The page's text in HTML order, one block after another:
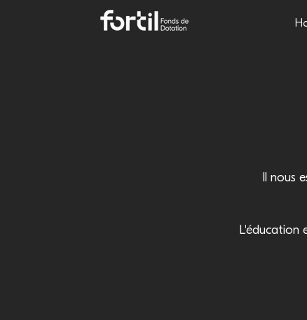
Il nous
L'éducation